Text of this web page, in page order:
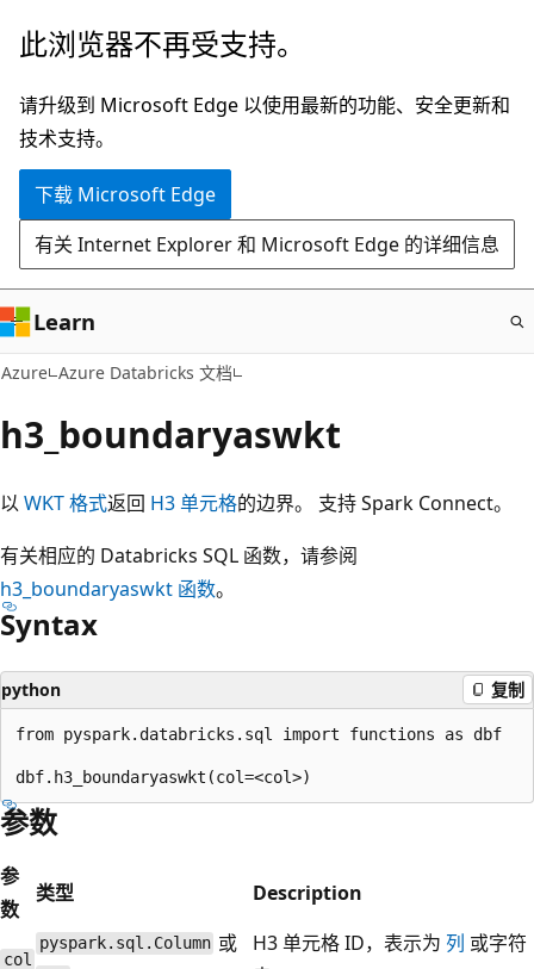
跳
主
要
内
此浏览器不再受支持。
请升级到 Microsoft Edge 以使用最新的功能、安全更新和
技术支持。
下载 Microsoft Edge
有关 Internet Explorer 和 Microsoft Edge 的详细信息
Learn
Azure Azure Databricks 文档
h3_boundaryaswkt
以 WKT 格式返回 H3 单元格的边界。 支持 Spark Connect。
有关相应的 Databricks SQL 函数，请参阅
h3_boundaryaswkt 函数。
Syntax
python 复制
from pyspark.databricks.sql import functions as dbf
参数
参
数
类型 Description
col
pyspark.sql.Column 或 H3 单元格 ID，表示为 列 或字符